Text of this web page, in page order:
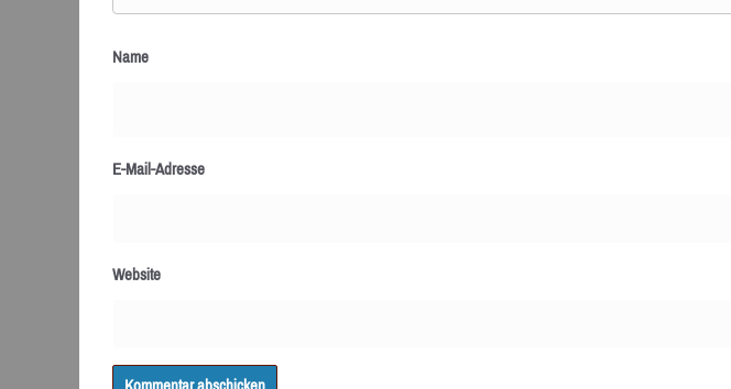
Name
E-Mail-Adresse
Website